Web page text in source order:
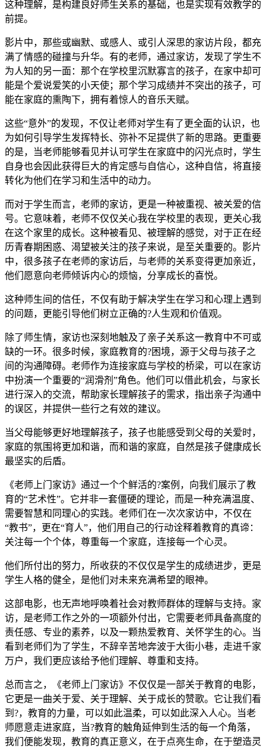
这种理解，是构建良好师生关系的基础，也是实现有效教学的
前提。
影片中，那些或幽默、或感人、或引人深思的家访片段，都充
满了情感的碰撞与升华。有的老师，通过家访，发现了学生不
为人知的另一面：那个在学校里沉默寡言的孩子，在家中却可
能是个爱说爱笑的小天使；那个学习成绩并不突出的孩子，可
能在家庭的熏陶下，拥有着惊人的音乐天赋。
这些“意外”的发现，不仅让老师对学生有了更全面的认识，也
为如何引导学生发挥特长、弥补不足提供了新的思路。更重要
的是，当老师能够看见并认可学生在家庭中的闪光点时，学生
自身也会因此获得巨大的肯定感与自信心，这种自信，将直接
转化为他们在学习和生活中的动力。
而对于学生而言，老师的家访，更是一种被重视、被关爱的信
号。它意味着，老师不仅仅关心我在学校里的表现，更关心我
在这个家里的成长。这种被看见、被理解的感觉，对于正在经
历青春期困惑、渴望被关注的孩子来说，是至关重要的。影片
中，很多孩子在老师的家访后，与老师的关系变得更加亲近，
他们愿意向老师倾诉内心的烦恼，分享成长的喜悦。
这种师生间的信任，不仅有助于解决学生在学习和心理上遇到
的问题，更能引导他们树立正确的?人生观和价值观。
除了师生情，家访也深刻地触及了亲子关系这一教育中不可或
缺的一环。很多时候，家庭教育的?困境，源于父母与孩子之
间的沟通障碍。老师作为连接家庭与学校的桥梁，可以在家访
中扮演一个重要的“润滑剂”角色。他们可以借此机会，与家长
进行深入的交流，帮助家长理解孩子的需求，指出亲子沟通中
的误区，并提供一些行之有效的建议。
当父母能够更好地理解孩子，孩子也能感受到父母的关爱时，
家庭的氛围将更加和谐，而和谐的家庭，自然是孩子健康成长
最坚实的后盾。
《老师上门家访》通过一个个鲜活的?案例，向我们展示了教
育的“艺术性”。它并非一套僵硬的理论，而是一种充满温度、
需要智慧和同理心的实践。老师们在一次次家访中，不仅在
“教书”，更在“育人”，他们用自己的行动诠释着教育的真谛：
关注每一个个体，尊重每一个家庭，连接每一个心灵。
他们所付出的努力，所收获的不仅仅是学生的成绩进步，更是
学生人格的健全，是他们对未来充满希望的眼神。
这部电影，也无声地呼唤着社会对教师群体的理解与支持。家
访，是老师工作之外的一项额外付出，它需要老师具备高度的
责任感、专业的素养，以及一颗热爱教育、关怀学生的心。当
看到老师们为了学生，不辞辛苦地奔波于大街小巷，走进千家
万户，我们更应该给予他们理解、尊重和支持。
总而言之，《老师上门家访》不仅仅是一部关于教育的电影，
它更是一曲关于爱、关于理解、关于成长的赞歌。它让我们看
到?，教育的力量，可以如此温柔，可以如此深入人心。当老
师愿意走进家庭，当?教育的触角延伸到生活的每一个角落，
我们便能发现，教育的真正意义，在于点亮生命，在于塑造灵